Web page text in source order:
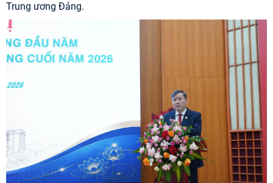
Trung ương Đảng.